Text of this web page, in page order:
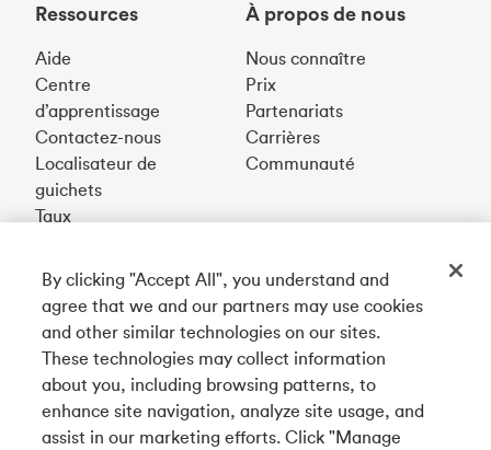
Ressources
Aide
Centre
d’apprentissage
Contactez-nous
Localisateur de
guichets
Taux
À propos de nous
Nous connaître
Prix
Partenariats
Carrières
Communauté
Téléchargez notre appli
Connectez-vous avec nous
By clicking "Accept All", you understand and
agree that we and our partners may use cookies
and other similar technologies on our sites.
These technologies may collect information
about you, including browsing patterns, to
enhance site navigation, analyze site usage, and
assist in our marketing efforts. Click "Manage